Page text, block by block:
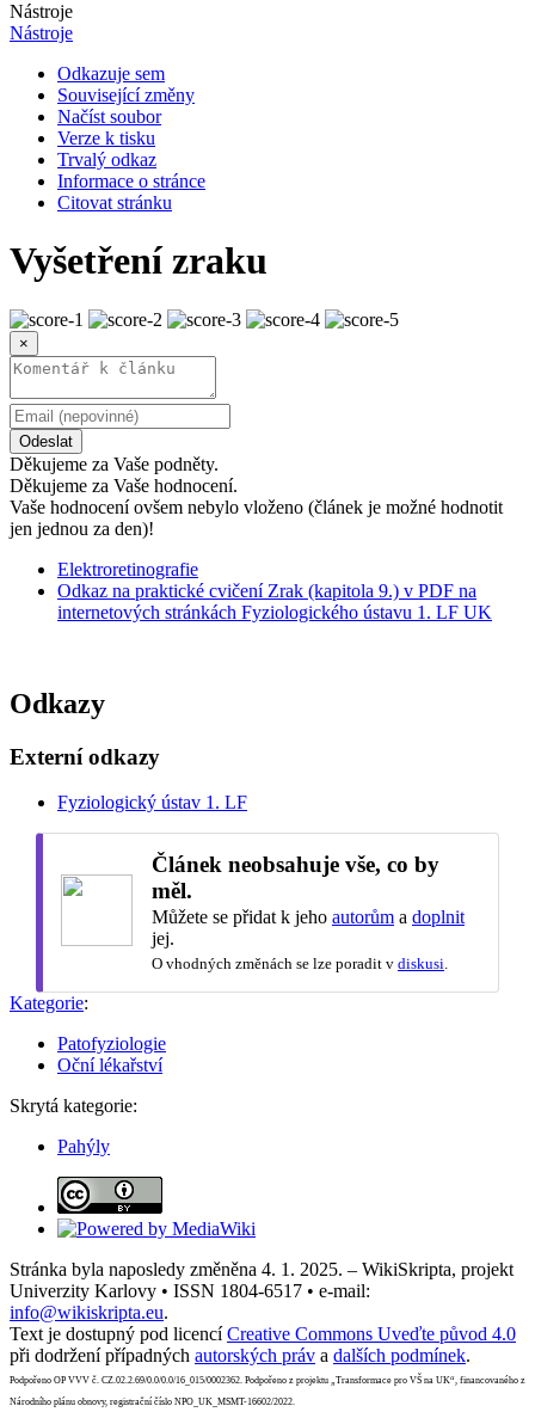
Nástroje
Nástroje
Odkazuje sem
Související změny
Načíst soubor
Verze k tisku
Trvalý odkaz
Informace o stránce
Citovat stránku
Vyšetření zraku
×
Odeslat
Děkujeme za Vaše podněty.
Děkujeme za Vaše hodnocení.
Vaše hodnocení ovšem nebylo vloženo (článek je možné hodnotit
jen jednou za den)!
Elektroretinografie
Odkaz na praktické cvičení Zrak (kapitola 9.) v PDF na
internetových stránkách Fyziologického ústavu 1. LF UK
Odkazy
Externí odkazy
Fyziologický ústav 1. LF
Článek neobsahuje vše, co by
měl.
Můžete se přidat k jeho autorům a doplnit
jej.
O vhodných změnách se lze poradit v diskusi.
Kategorie:
Patofyziologie
Oční lékařství
Skrytá kategorie:
Pahýly
Stránka byla naposledy změněna 4. 1. 2025. – WikiSkripta, projekt
Univerzity Karlovy • ISSN 1804-6517 • e-mail:
info@wikiskripta.eu.
Text je dostupný pod licencíCreative Commons Uveďte původ 4.0
při dodržení případných autorských práv a dalších podmínek.
Podpořeno OP VVV č. CZ.02.2.69/0.0/0.0/16_015/0002362. Podpořeno z projektu „Transformace pro VŠ na UK“, financovaného z
Národního plánu obnovy, registrační číslo NPO_UK_MSMT-16602/2022.